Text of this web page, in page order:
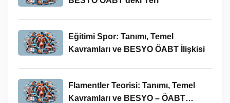
Eğitimi Spor: Tanımı, Temel
Kavramları ve BESYO ÖABT İlişkisi
Flamentler Teorisi: Tanımı, Temel
Kavramları ve BESYO – ÖABT